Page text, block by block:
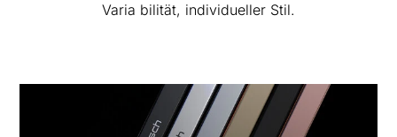
Varia bilität, individueller Stil.